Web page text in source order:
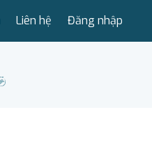
Liên hệ Đăng nhập